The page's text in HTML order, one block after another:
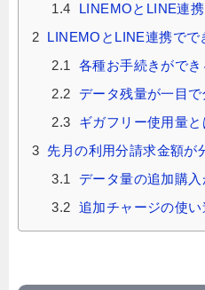
1.4
LINEMOとLINE連
2 LINEMOとLINE連携でで
2.1
各種お手続きができ
2.2
データ残量が一目で
2.3
ギガフリー使用量と
3 先月の利用分請求金額が
3.1
データ量の追加購
3.2 追加チャージの使い